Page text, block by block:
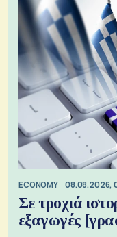
ECONOMY 08.08.2026,
Σε τροχιά
εξαγωγές